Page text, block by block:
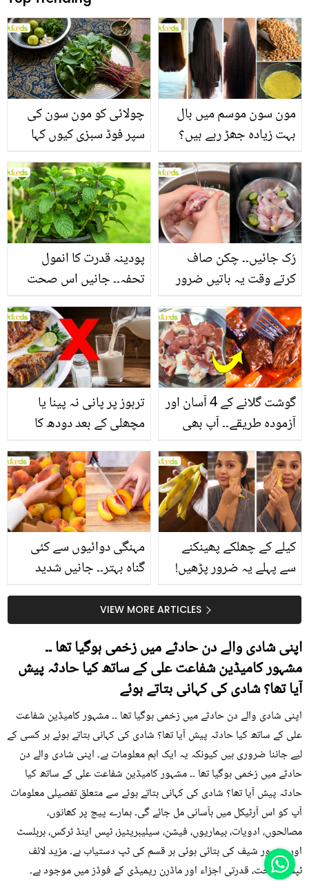
چولائی کو مون سون کی
سپر فوڈ سبزی کیوں کہا
جاتا ہے؟ جانیں وٹامنز،
منرلز اور اینٹی آکسیڈنٹس
سے بھرپور اس سبزی کے
فائدے
مون سون موسم میں بال
بہت زیادہ جھڑ رہے ہیں؟
جانیں بالوں کو مضبوط
بنانے کے چند قدرتی طریقے
پودینہ قدرت کا انمول
تحفہ۔۔ جانیں اس صحت
بخش پتوں کے 10 حیرت
انگیز طبی فوائد
رُک جائیں۔۔ چکن صاف
کرتے وقت یہ باتیں ضرور
یاد رکھیں
تربوز پر پانی نہ پینا یا
مچھلی کے بعد دودھ کا
استعمال۔۔ جانیں کھانوں
سے متعلق غلط فہمیوں کی
حقیقت کیا ہے اور افواہ
کیا؟
گوشت گلانے کے 4 آسان اور
آزمودہ طریقے۔۔ آپ بھی
جانیں انٹرنیشنل شیف کے
بتائے راز
مہنگی دوائیوں سے کئی
گناہ بہتر۔۔ جانیں شدید
گرمی کے موسم میں آڑو
کیوں کھانا چاہیے؟
کیلے کے چھلکے پھینکنے
سے پہلے یہ ضرور پڑھیں!
جلد کے 3 بڑے مسائل کا
سستا اور قدرتی حلVIEW MORE ARTICLES
اپنی شادی والے دن حادثے میں زخمی ہوگیا تھا ۔۔
مشہور کامیڈین شفاعت علی کے ساتھ کیا حادثہ پیش
آیا تھا؟ شادی کی کہانی بتاتے ہوئے
اپنی شادی والے دن حادثے میں زخمی ہوگیا تھا ۔۔ مشہور کامیڈین شفاعت
علی کے ساتھ کیا حادثہ پیش آیا تھا؟ شادی کی کہانی بتاتے ہوئے ہر کسی کے
لیے جاننا ضروری ہیں کیونکہ یہ ایک اہم معلومات ہے۔ اپنی شادی والے دن
حادثے میں زخمی ہوگیا تھا ۔۔ مشہور کامیڈین شفاعت علی کے ساتھ کیا
حادثہ پیش آیا تھا؟ شادی کی کہانی بتاتے ہوئے سے متعلق تفصیلی معلومات
آپ کو اس آرٹیکل میں بآسانی مل جائے گی۔ ہمارے پیج پر کھانوں،
مصالحوں، ادویات، بیماریوں، فیشن، سیلیبریٹیز، ٹپس اینڈ ٹرکس، ہربلسٹ
اور مشہور شیف کی بتائی ہوئی ہر قسم کی ٹپ دستیاب ہے۔ مزید لائف
ٹپس، صحت، قدرتی اجزاء اور ماڈرن ریمیڈی کے فوڈز میں موجود ہے۔